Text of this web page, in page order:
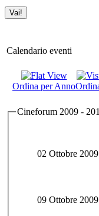
Calendario eventi
Ordina per Anno
Cineforum 2009 -
02 Ottobre 2009
09 Ottobre 2009